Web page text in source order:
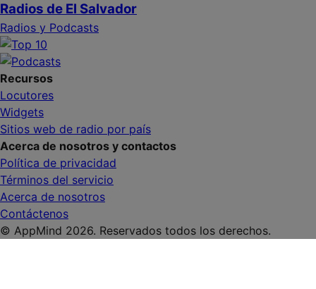
Radios de El Salvador
Radios y Podcasts
Recursos
Locutores
Widgets
Sitios web de radio por país
Acerca de nosotros y contactos
Política de privacidad
Términos del servicio
Acerca de nosotros
Contáctenos
© AppMind 2026. Reservados todos los derechos.